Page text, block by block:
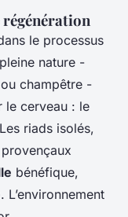
régénération
le processus
nature -
champêtre -
le cerveau : le
riads isolés,
bénéfique,
. L’environnement